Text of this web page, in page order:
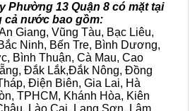
Phường 13 Quận 8 có mặt tại
cả nước bao gồm:
Giang, Vũng Tàu, Bạc Liêu,
Ninh, Bến Tre, Bình Dương,
Bình Thuận, Cà Mau, Cao
Đắk Lắk,Đắk Nông, Đồng
Điện Biên, Gia Lai, Hà
TPHCM, Khánh Hòa, Kiên
Lào Cai, Lạng Sơn, Lâm